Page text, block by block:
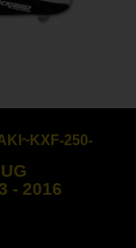
250-
- 2016